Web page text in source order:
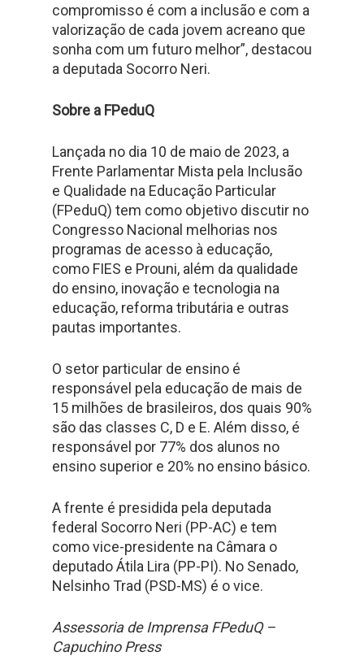
compromisso é com a inclusão e com a
valorização de cada jovem acreano que
sonha com um futuro melhor”, destacou
a deputada Socorro Neri.
Sobre a FPeduQ
Lançada no dia 10 de maio de 2023, a
Frente Parlamentar Mista pela Inclusão
e Qualidade na Educação Particular
(FPeduQ) tem como objetivo discutir no
Congresso Nacional melhorias nos
programas de acesso à educação,
como FIES e Prouni, além da qualidade
do ensino, inovação e tecnologia na
educação, reforma tributária e outras
pautas importantes.
O setor particular de ensino é
responsável pela educação de mais de
15 milhões de brasileiros, dos quais 90%
são das classes C, D e E. Além disso, é
responsável por 77% dos alunos no
ensino superior e 20% no ensino básico.
A frente é presidida pela deputada
federal Socorro Neri (PP-AC) e tem
como vice-presidente na Câmara o
deputado Átila Lira (PP-PI). No Senado,
Nelsinho Trad (PSD-MS) é o vice.
Assessoria de Imprensa FPeduQ –
Capuchino Press